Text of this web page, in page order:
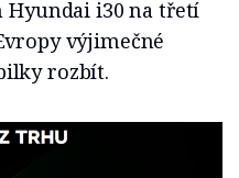
Hyundai i30 na třetí
výjimečné
rozbít.